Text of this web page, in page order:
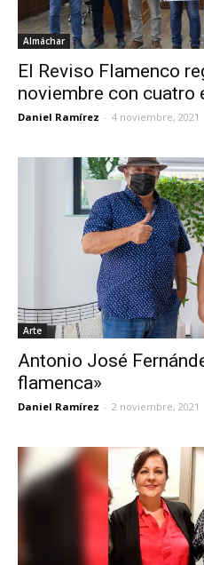
Almáchar
El Reviso Flamenco
noviembre con cuatro
Daniel Ramírez - 4 noviembre, 2021
Arte
Antonio José
flamenca»
Daniel Ramírez - 2 noviembre, 2021